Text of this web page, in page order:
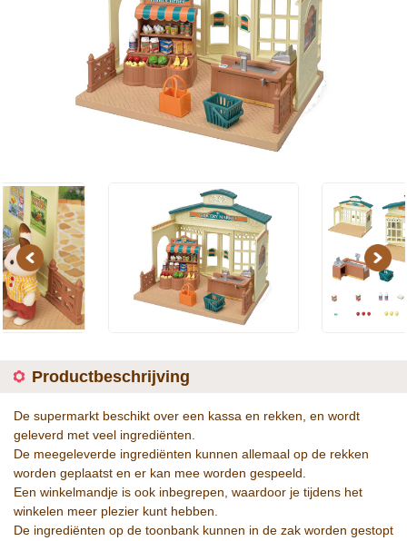
Previous Next
Productbeschrijving
De supermarkt beschikt over een kassa en rekken, en wordt
geleverd met veel ingrediënten.
De meegeleverde ingrediënten kunnen allemaal op de rekken
worden geplaatst en er kan mee worden gespeeld.
Een winkelmandje is ook inbegrepen, waardoor je tijdens het
winkelen meer plezier kunt hebben.
De ingrediënten op de toonbank kunnen in de zak worden gestopt